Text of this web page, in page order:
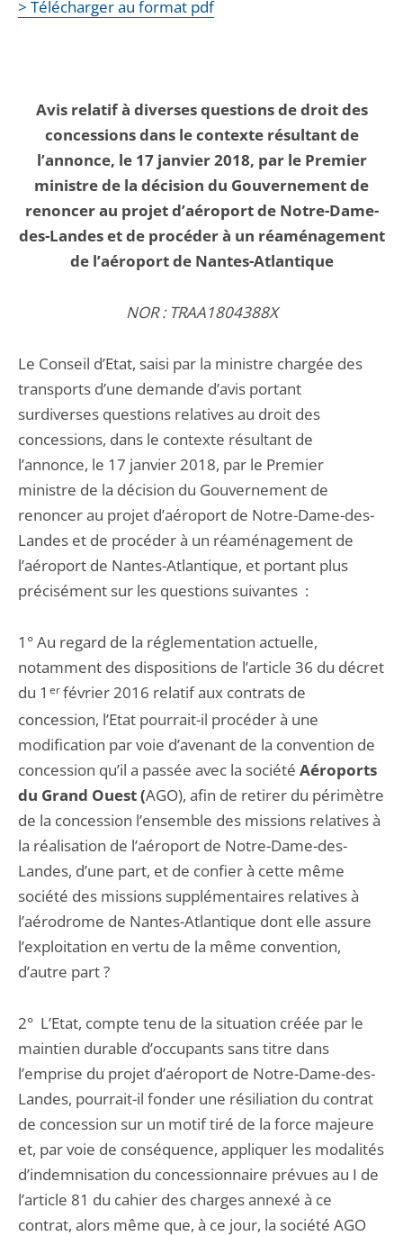
> Télécharger au format pdf
Avis relatif à diverses questions de droit des
concessions dans le contexte résultant de
l’annonce, le 17 janvier 2018, par le Premier
ministre de la décision du Gouvernement de
renoncer au projet d’aéroport de Notre-Dame-
des-Landes et de procéder à un réaménagement
de l’aéroport de Nantes-Atlantique
NOR : TRAA1804388X
Le Conseil d’Etat, saisi par la ministre chargée des
transports d’une demande d’avis portant
surdiverses questions relatives au droit des
concessions, dans le contexte résultant de
l’annonce, le 17 janvier 2018, par le Premier
ministre de la décision du Gouvernement de
renoncer au projet d’aéroport de Notre-Dame-des-
Landes et de procéder à un réaménagement de
l’aéroport de Nantes-Atlantique, et portant plus
précisément sur les questions suivantes :
1° Au regard de la réglementation actuelle,
notamment des dispositions de l’article 36 du décret
du 1 erfévrier 2016 relatif aux contrats de
concession, l’Etat pourrait-il procéder à une
modification par voie d’avenant de la convention de
concession qu’il a passée avec la société Aéroports
du Grand Ouest (AGO), afin de retirer du périmètre
de la concession l’ensemble des missions relatives à
la réalisation de l’aéroport de Notre-Dame-des-
Landes, d’une part, et de confier à cette même
société des missions supplémentaires relatives à
l’aérodrome de Nantes-Atlantique dont elle assure
l’exploitation en vertu de la même convention,
d’autre part ?
2° L’Etat, compte tenu de la situation créée par le
maintien durable d’occupants sans titre dans
l’emprise du projet d’aéroport de Notre-Dame-des-
Landes, pourrait-il fonder une résiliation du contrat
de concession sur un motif tiré de la force majeure
et, par voie de conséquence, appliquer les modalités
d’indemnisation du concessionnaire prévues au I de
l’article 81 du cahier des charges annexé à ce
contrat, alors même que, à ce jour, la société AGO